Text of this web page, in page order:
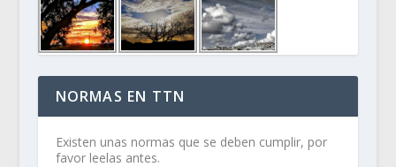
NORMAS EN TTN
Existen unas normas que se deben cumplir, por
favor leelas antes.